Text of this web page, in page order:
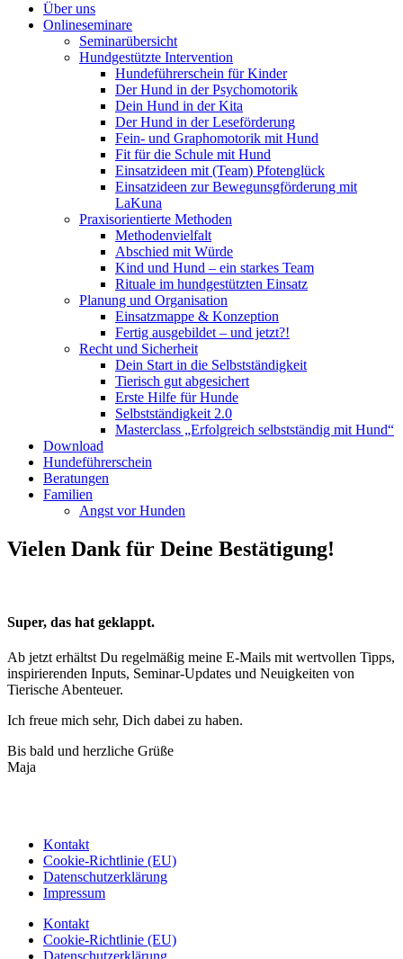
Über uns
Onlineseminare
Seminarübersicht
Hundgestützte Intervention
Hundeführerschein für Kinder
Der Hund in der Psychomotorik
Dein Hund in der Kita
Der Hund in der Leseförderung
Fein- und Graphomotorik mit Hund
Fit für die Schule mit Hund
Einsatzideen mit (Team) Pfotenglück
Einsatzideen zur Bewegunsgförderung mit
LaKuna
Praxisorientierte Methoden
Methodenvielfalt
Abschied mit Würde
Kind und Hund – ein starkes Team
Rituale im hundgestützten Einsatz
Planung und Organisation
Einsatzmappe & Konzeption
Fertig ausgebildet – und jetzt?!
Recht und Sicherheit
Dein Start in die Selbstständigkeit
Tierisch gut abgesichert
Erste Hilfe für Hunde
Selbstständigkeit 2.0
Masterclass „Erfolgreich selbstständig mit Hund“
Download
Hundeführerschein
Beratungen
Familien
Angst vor Hunden
Vielen Dank für Deine Bestätigung!
Super, das hat geklappt.
Ab jetzt erhältst Du regelmäßig meine E-Mails mit wertvollen Tipps,
inspirierenden Inputs, Seminar-Updates und Neuigkeiten von
Tierische Abenteuer.
Ich freue mich sehr, Dich dabei zu haben.
Bis bald und herzliche Grüße
Maja
Kontakt
Cookie-Richtlinie (EU)
Datenschutzerklärung
Impressum
Kontakt
Cookie-Richtlinie (EU)